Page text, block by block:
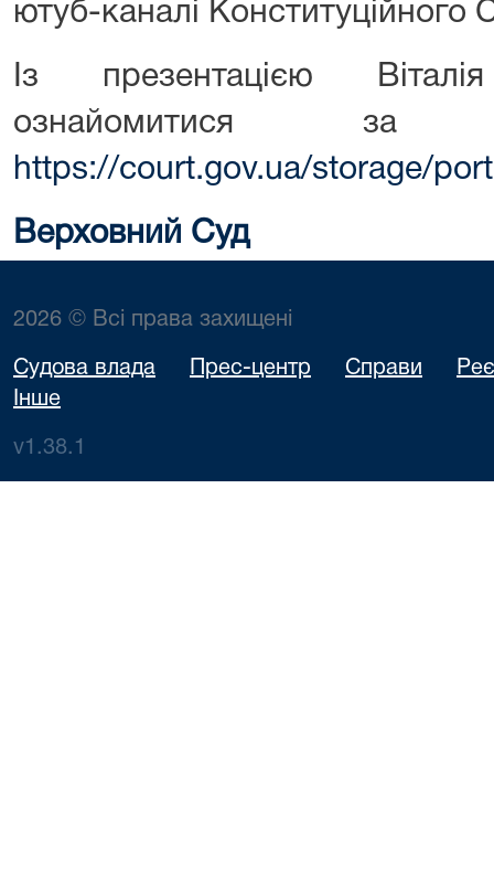
ютуб-каналі Конституційного
Із презентацією
ознайомитися за
https://court.gov.ua/storage/
Верховний Суд
2026 © Всі права захищені
Судова влада Прес-центр Справи
Інше
v1.38.1